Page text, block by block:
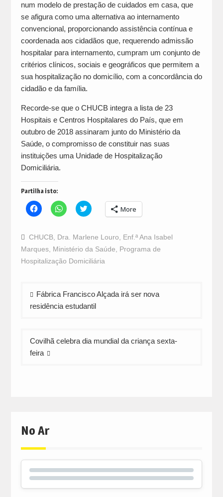
num modelo de prestação de cuidados em casa, que
se afigura como uma alternativa ao internamento
convencional, proporcionando assistência contínua e
coordenada aos cidadãos que, requerendo admissão
hospitalar para internamento, cumpram um conjunto de
critérios clínicos, sociais e geográficos que permitem a
sua hospitalização no domicílio, com a concordância do
cidadão e da família.
Recorde-se que o CHUCB integra a lista de 23
Hospitais e Centros Hospitalares do País, que em
outubro de 2018 assinaram junto do Ministério da
Saúde, o compromisso de constituir nas suas
instituições uma Unidade de Hospitalização
Domiciliária.
Partilha isto:
Click
to
Facebook
(Opens
in
new
window)
Click
to
WhatsApp
(Opens
in
new
window)
Click
to
Twitter
(Opens
in
new
window)
More
CHUCB, Dra. Marlene Louro
Enf.ª Ana Isabel
Marques, Ministério da Saúde
Programa de
Hospitalização Domiciliária
Navegação
de
Fábrica Francisco Alçada irá ser nova
residência estudantil
Covilhã celebra dia mundial da criança sexta-
feira
No Ar